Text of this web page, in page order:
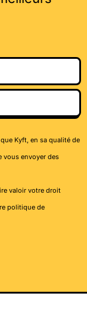
Kyft, en sa qualité de
vous envoyer des
valoir votre droit
politique de